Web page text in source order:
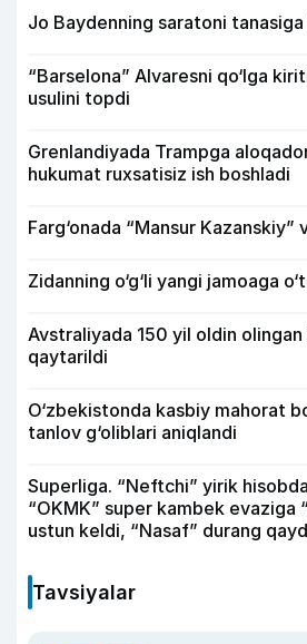
Jo Baydenning saratoni
“Barselona” Alvaresni qo‘lga
usulini topdi
Grenlandiyada Trampga
hukumat ruxsatisiz ish boshladi
Farg‘onada “Mansur Kazanskiy”
Zidanning o‘g‘li yangi jamoaga
Avstraliyada 150 yil oldin
qaytarildi
O‘zbekistonda kasbiy mahorat
tanlov g‘oliblari aniqlandi
Superliga. “Neftchi” yirik
“OKMK” super kambek evaziga
ustun keldi, “Nasaf” durang
Tavsiyalar